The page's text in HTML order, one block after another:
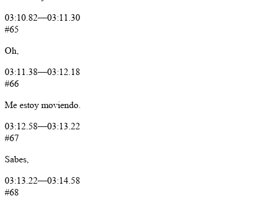
03:10.82—03:11.30
#65
Oh,
03:11.38—03:12.18
#66
Me estoy moviendo.
03:12.58—03:13.22
#67
Sabes,
03:13.22—03:14.58
#68